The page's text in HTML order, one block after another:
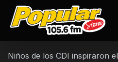
Inicio
Noticias
Las 20
Niños de los CDI inspiraron